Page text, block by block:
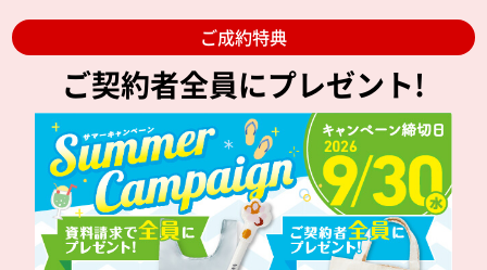
ご成約特典
ご契約者全員にプレゼント!